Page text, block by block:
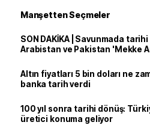
Manşetten Seçmeler
SON DAKİKA | Savunmada
Arabistan ve Pakistan 'Mekke
Altın fiyatları 5 bin doları ne
banka tarih verdi
100 yıl sonra tarihi dönüş:
üretici konuma geliyor